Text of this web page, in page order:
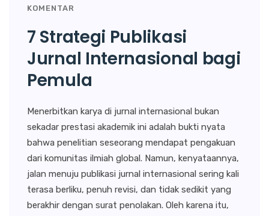
KOMENTAR
7 Strategi Publikasi
Jurnal Internasional bagi
Pemula
Menerbitkan karya di jurnal internasional bukan
sekadar prestasi akademik ini adalah bukti nyata
bahwa penelitian seseorang mendapat pengakuan
dari komunitas ilmiah global. Namun, kenyataannya,
jalan menuju publikasi jurnal internasional sering kali
terasa berliku, penuh revisi, dan tidak sedikit yang
berakhir dengan surat penolakan. Oleh karena itu,